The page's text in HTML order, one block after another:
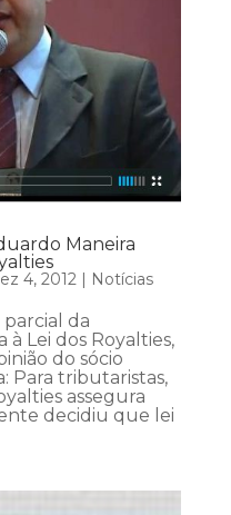
Maneira
4, 2012| Notícias
da
Lei dos Royalties,
do sócio
Para tributaristas,
assegura
decidiu que lei